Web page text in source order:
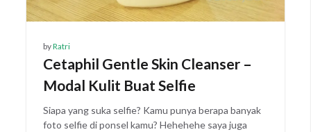
byRatri
Cetaphil Gentle Skin Cleanser –
Modal Kulit Buat Selfie
Siapa yang suka selfie? Kamu punya berapa banyak
foto selfie di ponsel kamu? Hehehehe saya juga